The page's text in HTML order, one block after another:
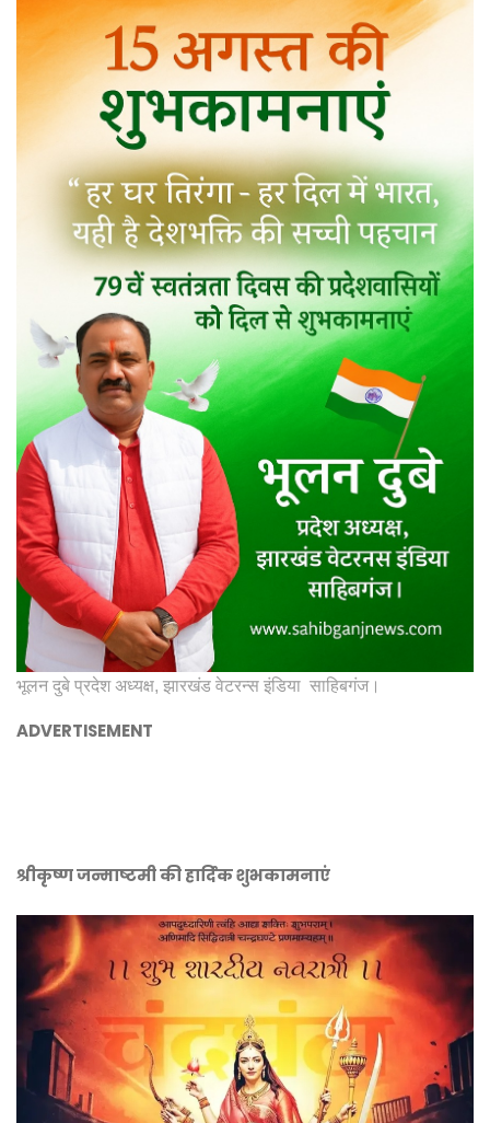
भूलन दुबे प्रदेश अध्यक्ष, झारखंड वेटरन्स इंडिया साहिबगंज।
ADVERTISEMENT
श्रीकृष्ण जन्माष्टमी की हार्दिक शुभकामनाएं